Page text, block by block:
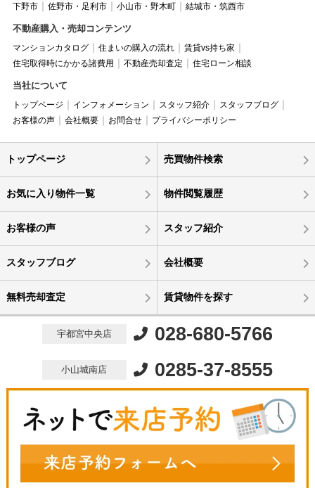
下野市
佐野市・足利市 小山市・野木町 結城市・筑西市
不動産購入・売却コンテンツ
マンションカタログ 住まいの購入の流れ
賃貸vs持ち家
住宅取得時にかかる諸費用
不動産売却査定 住宅ローン相談
当社について
トップページ インフォメーション スタッフ紹介
スタッフブログ
お客様の声
会社概要 お問合せ プライバシーポリシー
トップページ 売買物件検索
お気に入り物件一覧 物件閲覧履歴
お客様の声 スタッフ紹介
スタッフブログ 会社概要
無料売却査定 賃貸物件を探す
宇都宮中央店 028-680-5766
小山城南店 0285-37-8555